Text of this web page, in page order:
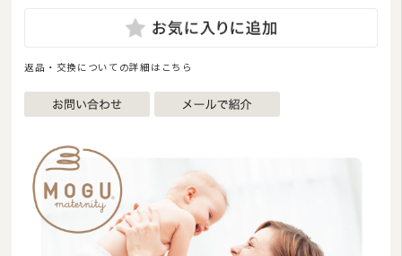
返品・交換についての詳細はこちら
商品カテゴリ
羽毛布団
その他掛け布団